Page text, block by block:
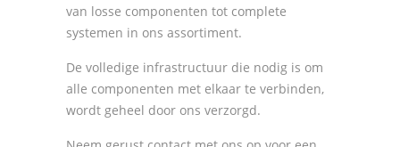
van losse componenten tot complete
systemen in ons assortiment.
De volledige infrastructuur die nodig is om
alle componenten met elkaar te verbinden,
wordt geheel door ons verzorgd.